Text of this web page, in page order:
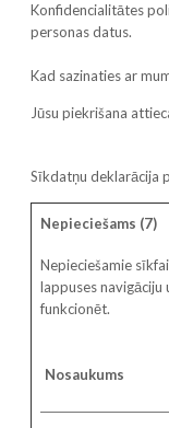
Konfidencialitātes
personas datus.
Kad sazinaties ar
Jūsu piekrišana
Sīkdatņu deklarācija
Nepieciešams (7)
Nepieciešamie
lappuses
funkcionēt.
Nosaukums